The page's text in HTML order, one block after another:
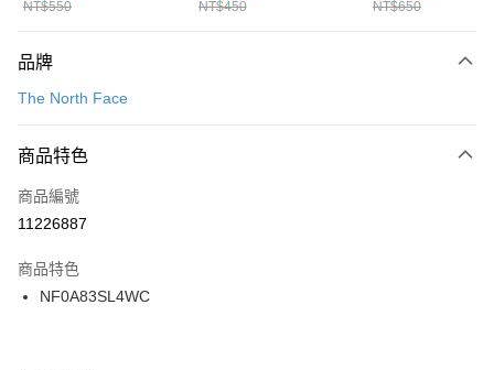
台灣樂天信用卡公司
AFTEE先享後付
【關於「AFTEE先享後付」】
便利好安心！
３．安心：先確認商品／服務後，再付款。
【「AFTEE先享後付」結帳流程】
１．於結帳方式選擇「AFTEE先享後付」後，將跳轉至「AFTEE先享後付」
２．訂單成立數日內，您將收到繳費通知簡訊。
３．收到繳費通知簡訊後14天內，點擊此簡訊中的連結，可透過四大超商／
ATM／網路銀行／等多元方式進行付款，方視為交易完成。
運送方式
每筆NT$100，滿NT$1,500(含以上)免運費
宅配
每筆NT$100，滿NT$1,500(含以上)免運費
付款後門市自取
每筆NT$100，滿NT$1,500(含以上)免運費
NT$550
FZ3073133
NT$450 NT$650
品牌
The North Face
商品特色
商品編號
11226887
商品特色
NF0A83SL4WC